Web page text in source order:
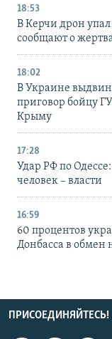
18:53
В Керчи дрон
сообщают о
18:02
В Украине
приговор бойцу
Крыму
17:28
Удар РФ по
человек – власти
16:59
60 процентов
Донбасса в обмен
ПРИСОЕДИНЯЙТЕСЬ!